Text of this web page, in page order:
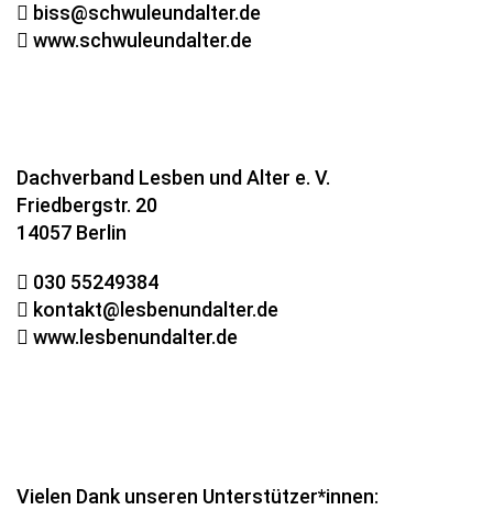
biss@schwuleundalter.de
www.schwuleundalter.de
Dachverband Lesben und Alter e. V.
Friedbergstr. 20
14057 Berlin
030 55249384
kontakt@lesbenundalter.de
www.lesbenundalter.de
Vielen Dank unseren Unterstützer*innen: